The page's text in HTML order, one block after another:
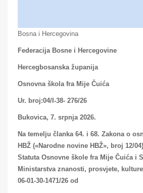
Bosna i Hercegovina
Federacija Bosne i Hercegovine
Hercegbosanska županija
Osnovna škola fra Mije Čuića
Ur. broj:04/I-38- 276/26
Bukovica, 7. srpnja 2026.
Na temelju članka 64. i 68. Zakona o
HBŽ («Narodne novine HBŽ», broj 12/
Statuta Osnovne škole fra Mije Čuića i
Ministarstva znanosti, prosvjete,
06-01-30-1471/26 od